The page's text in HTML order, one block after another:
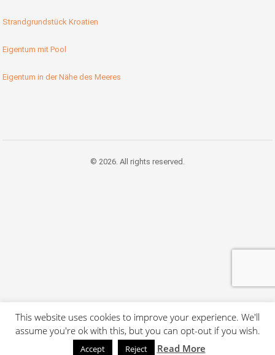
Strandgrundstück Kroatien
Eigentum mit Pool
Eigentum in der Nähe des Meeres
© 2026. All rights reserved.
This website uses cookies to improve your experience. We'll
assume you're ok with this, but you can opt-out if you wish.
Accept Reject Read More